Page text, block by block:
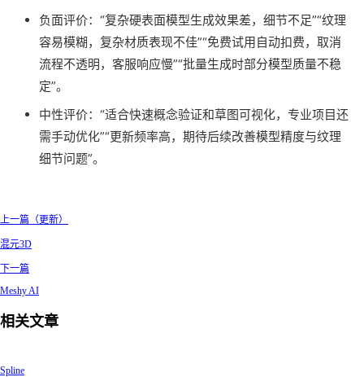
负面评价：“复杂硬表面模型生成效果差，细节不足”“纹理
容易模糊，复杂材质表现不佳”“免费试用自动扣费，取消
流程不透明，客服响应慢”“批量生成时部分模型质量不稳
定”。
中性评价：“适合快速概念验证和草图可视化，专业项目还
需手动优化”“更新频率高，期待后续改善模型精度与纹理
细节问题”。
上一篇（更新）
混元3D
下一篇
Meshy AI
相关文章
Spline